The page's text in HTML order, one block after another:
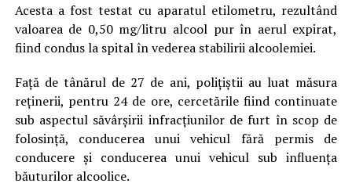
Acesta a fost testat cu aparatul etilometru, rezultând
valoarea de 0,50 mg/litru alcool pur în aerul expirat,
fiind condus la spital în vederea stabilirii alcoolemiei.
Față de tânărul de 27 de ani, polițiștii au luat măsura
reținerii, pentru 24 de ore, cercetările fiind continuate
sub aspectul săvârșirii infracțiunilor de furt în scop de
folosință, conducerea unui vehicul fără permis de
conducere și conducerea unui vehicul sub influența
băuturilor alcoolice.